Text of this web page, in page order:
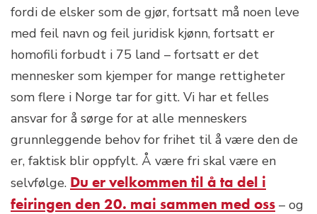
fordi de elsker som de gjør, fortsatt må noen leve
med feil navn og feil juridisk kjønn, fortsatt er
homofili forbudt i 75 land – fortsatt er det
mennesker som kjemper for mange rettigheter
som flere i Norge tar for gitt. Vi har et felles
ansvar for å sørge for at alle menneskers
grunnleggende behov for frihet til å være den de
er, faktisk blir oppfylt. Å være fri skal være en
selvfølge. Du er velkommen til å ta del i
feiringen den 20. mai sammen med oss – og